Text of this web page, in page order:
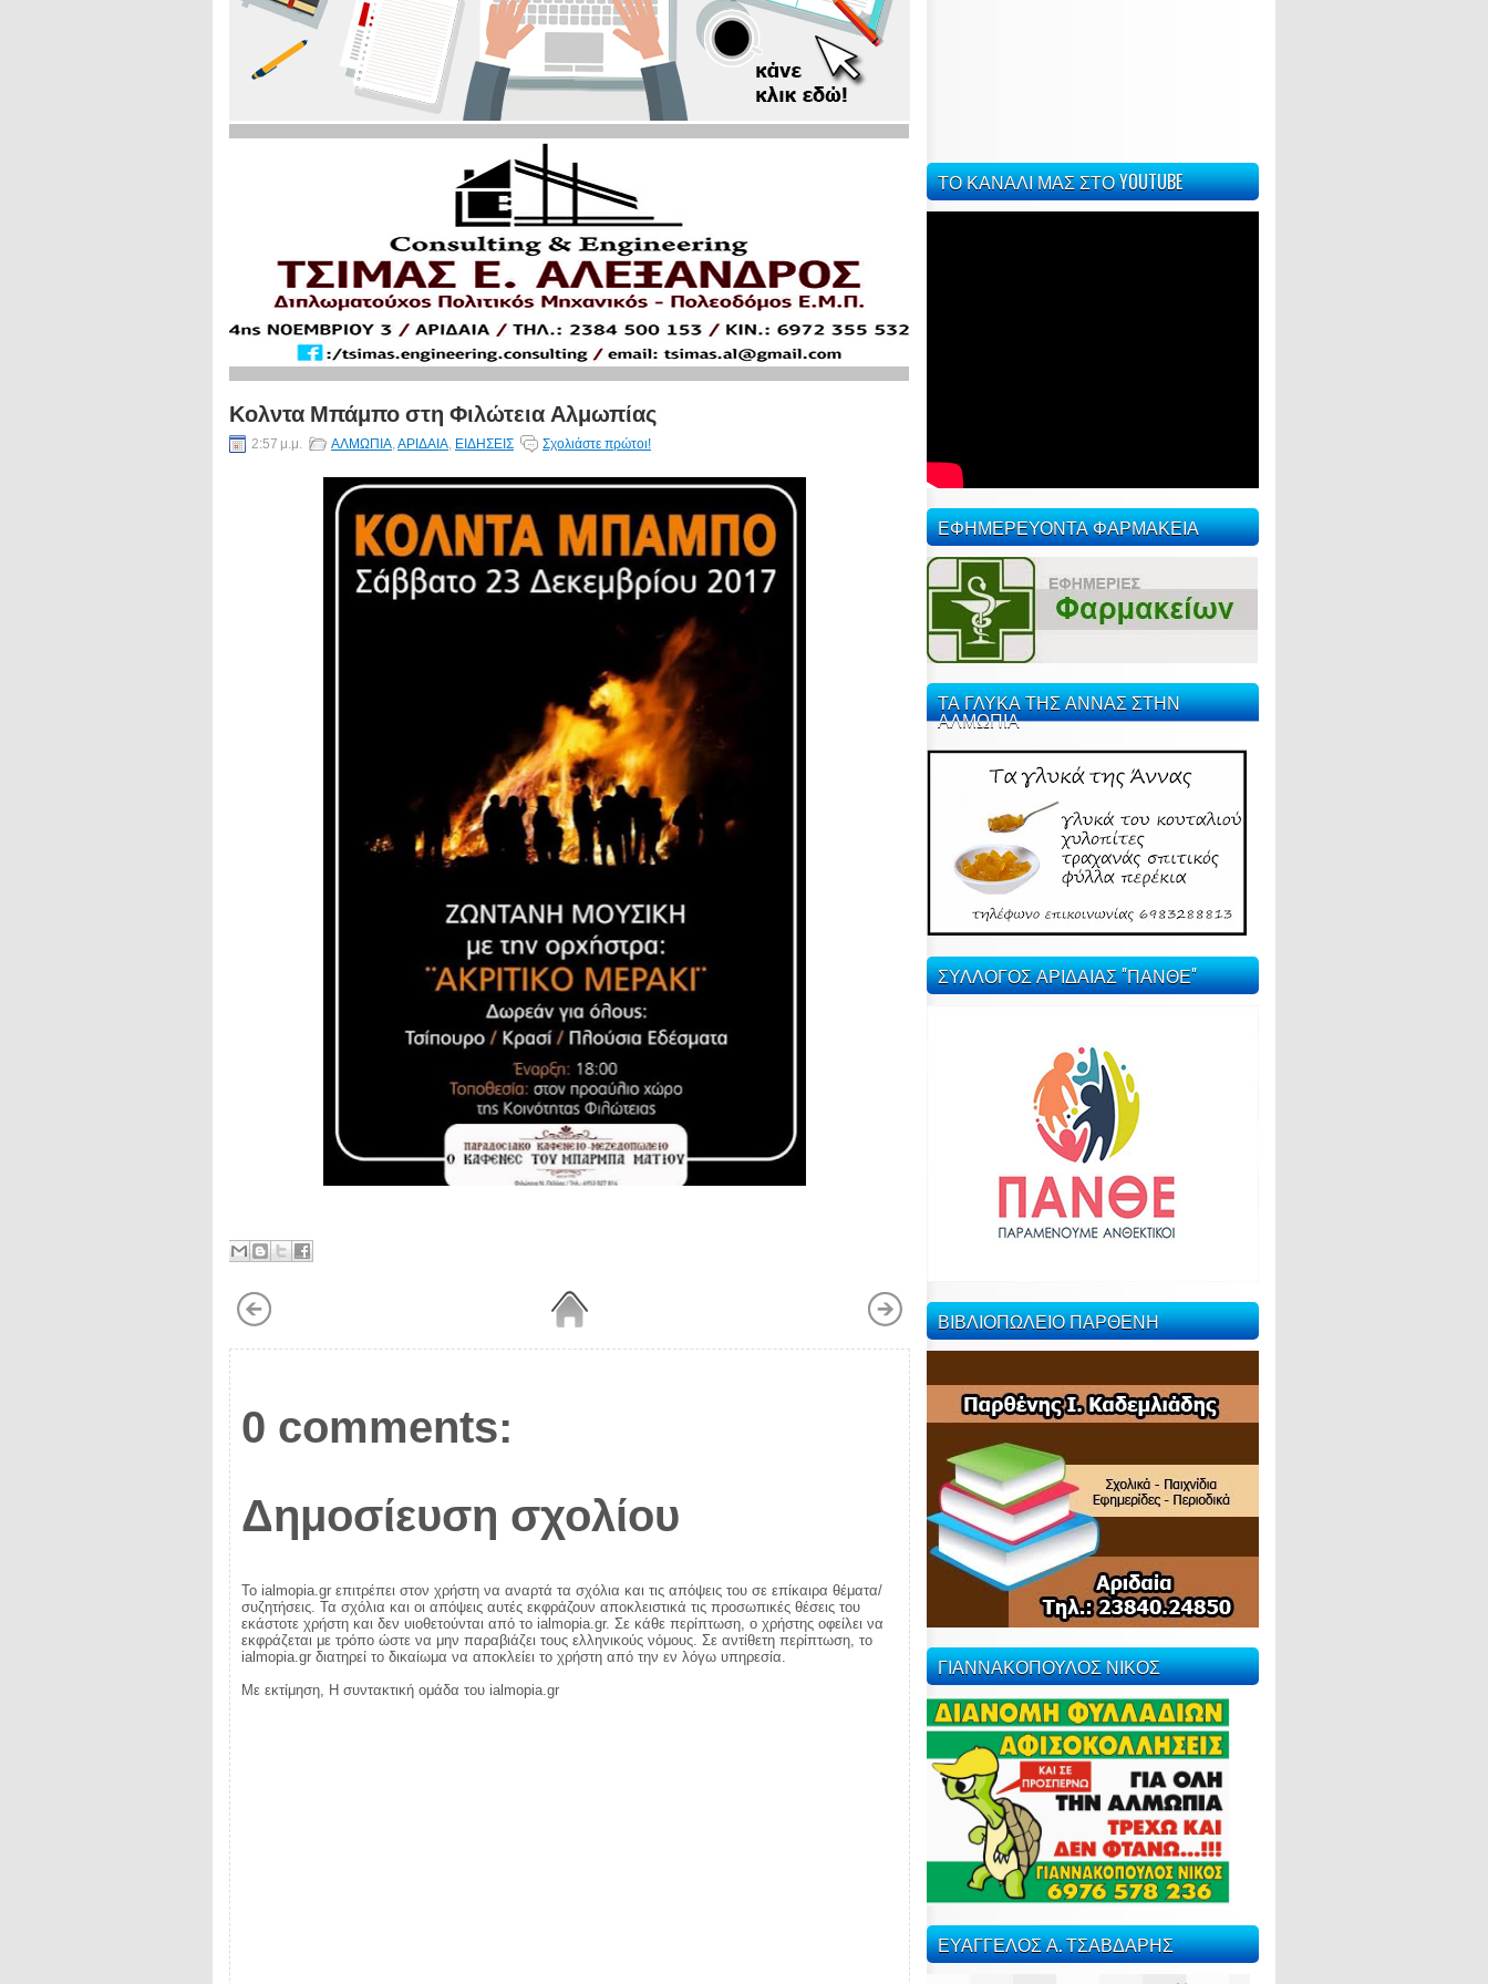
Κολντα Μπάμπο στη Φιλώτεια Αλμωπίας
2:57 μ.μ. ΑΛΜΩΠΙΑ,ΑΡΙΔΑΙΑ, ΕΙΔΗΣΕΙΣ Σχολιάστε πρώτοι!
0 comments:
Δημοσίευση σχολίου
Το ialmopia.gr επιτρέπει στον χρήστη να αναρτά τα σχόλια και τις απόψεις του σε επίκαιρα θέματα/
συζητήσεις. Τα σχόλια και οι απόψεις αυτές εκφράζουν αποκλειστικά τις προσωπικές θέσεις του
εκάστοτε χρήστη και δεν υιοθετούνται από το ialmopia.gr. Σε κάθε περίπτωση, ο χρήστης οφείλει να
εκφράζεται με τρόπο ώστε να μην παραβιάζει τους ελληνικούς νόμους. Σε αντίθετη περίπτωση, το
ialmopia.gr διατηρεί το δικαίωμα να αποκλείει το χρήστη από την εν λόγω υπηρεσία.
Με εκτίμηση, Η συντακτική ομάδα του ialmopia.gr
ΤΟ ΚΑΝΑΛΙ ΜΑΣ ΣΤΟ YOUTUBE
ΕΦΗΜΕΡΕΥΟΝΤΑ ΦΑΡΜΑΚΕΙΑ
ΤΑ ΓΛΥΚΑ ΤΗΣ ΑΝΝΑΣ ΣΤΗΝ
ΑΛΜΩΠΙΑ
ΣΥΛΛΟΓΟΣ ΑΡΙΔΑΙΑΣ "ΠΑΝΘΕ"
ΒΙΒΛΙΟΠΩΛΕΙΟ ΠΑΡΘΕΝΗ
ΓΙΑΝΝΑΚΟΠΟΥΛΟΣ ΝΙΚΟΣ
ΕΥΑΓΓΕΛΟΣ Α. ΤΣΑΒΔΑΡΗΣ